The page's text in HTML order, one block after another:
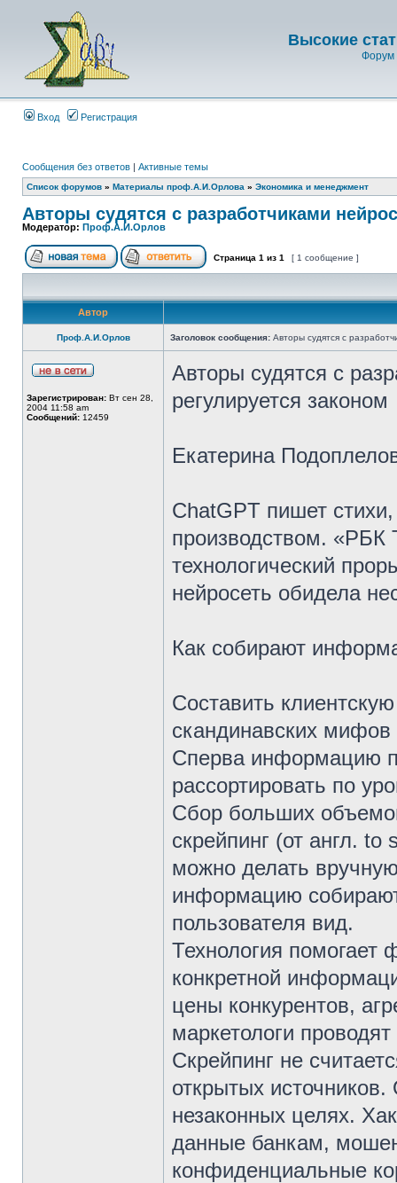
Высокие
Форум
Вход Регистрация
Сообщения без ответов | Активные темы
Список форумов » Материалы проф.А.И.Орлова » Экономика и менеджмент
Авторы судятся с разработчиками
Модератор: Проф.А.И.Орлов
Страница 1 из 1 [ 1 сообщение ]
Автор
Проф.А.И.Орлов Заголовок сообщения: Авторы судятся с
Зарегистрирован: Вт сен 28,
2004 11:58 am
Сообщений: 12459
Авторы судятся с
регулируется законом
Екатерина
ChatGPT пишет
производством. «РБК
технологический
нейросеть обидела
Как собирают
Составить
скандинавских
Сперва информацию
рассортировать по
Сбор больших
скрейпинг (от англ.
можно делать
информацию
пользователя вид.
Технология помогает
конкретной
цены конкурентов,
маркетологи
Скрейпинг не
открытых источников.
незаконных целях.
данные банкам,
конфиденциальные